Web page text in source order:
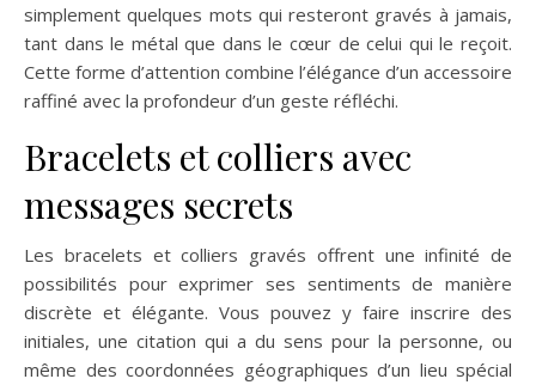
simplement quelques mots qui resteront gravés à jamais,
tant dans le métal que dans le cœur de celui qui le reçoit.
Cette forme d’attention combine l’élégance d’un accessoire
raffiné avec la profondeur d’un geste réfléchi.
Bracelets et colliers avec
messages secrets
Les bracelets et colliers gravés offrent une infinité de
possibilités pour exprimer ses sentiments de manière
discrète et élégante. Vous pouvez y faire inscrire des
initiales, une citation qui a du sens pour la personne, ou
même des coordonnées géographiques d’un lieu spécial